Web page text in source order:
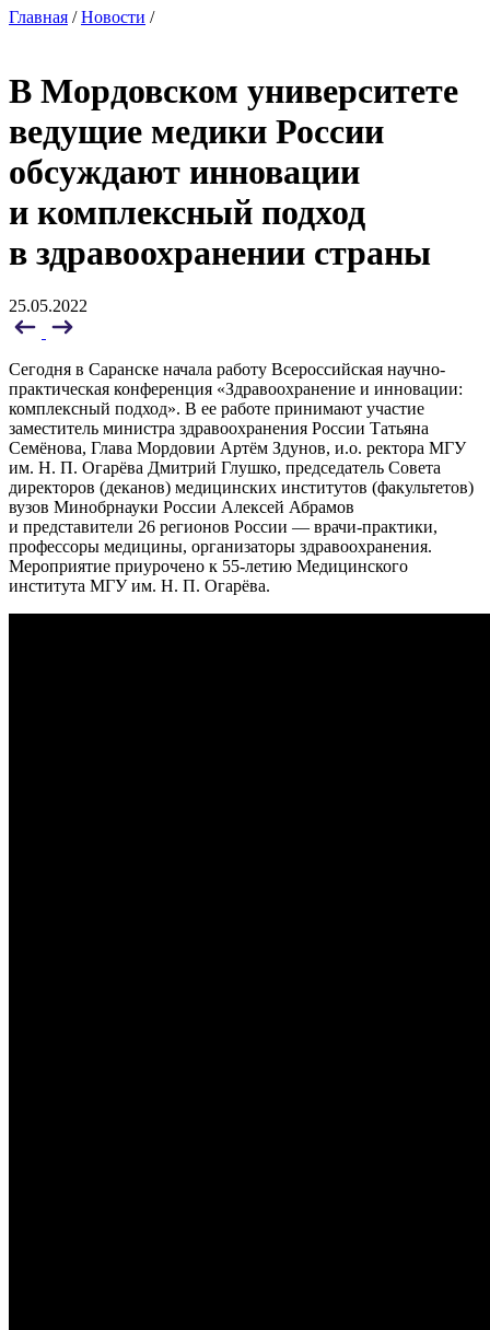
Главная /Новости /
В Мордовском университете
ведущие медики России
обсуждают инновации
и комплексный подход
в здравоохранении страны
25.05.2022
Сегодня в Саранске начала работу Всероссийская научно-
практическая конференция «Здравоохранение и инновации:
комплексный подход». В ее работе принимают участие
заместитель министра здравоохранения России Татьяна
Семёнова, Глава Мордовии Артём Здунов, и.о. ректора МГУ
им. Н. П. Огарёва Дмитрий Глушко, председатель Совета
директоров (деканов) медицинских институтов (факультетов)
вузов Минобрнауки России Алексей Абрамов
и представители 26 регионов России — врачи-практики,
профессоры медицины, организаторы здравоохранения.
Мероприятие приурочено к 55-летию Медицинского
института МГУ им. Н. П. Огарёва.